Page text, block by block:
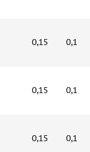
0,15 0,1
0,15 0,1
0,15 0,1